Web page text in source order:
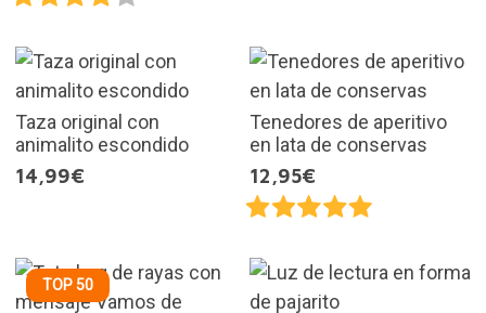
Taza original con
animalito escondido
14,99€
Tenedores de aperitivo
en lata de conservas
12,95€
TOP 50